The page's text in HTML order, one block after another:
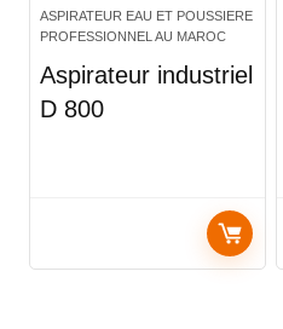
ASPIRATEUR EAU ET POUSSIERE
PROFESSIONNEL AU MAROC
Aspirateur industriel
D 800